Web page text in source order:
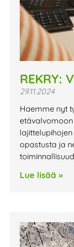
REKRY:
29.11.2024
Haemme nyt
opastusta ja
Lue lisää »